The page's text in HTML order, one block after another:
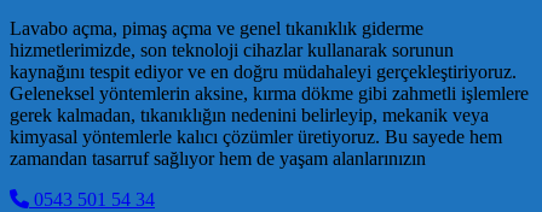
Lavabo açma, pimaş açma ve genel tıkanıklık giderme
hizmetlerimizde, son teknoloji cihazlar kullanarak sorunun
kaynağını tespit ediyor ve en doğru müdahaleyi gerçekleştiriyoruz.
Geleneksel yöntemlerin aksine, kırma dökme gibi zahmetli işlemlere
gerek kalmadan, tıkanıklığın nedenini belirleyip, mekanik veya
kimyasal yöntemlerle kalıcı çözümler üretiyoruz. Bu sayede hem
zamandan tasarruf sağlıyor hem de yaşam alanlarınızın
0543 501 54 34